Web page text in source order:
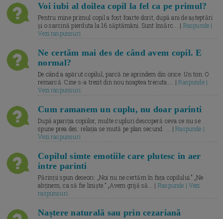
Voi iubi al doilea copil la fel ca pe primul?
Pentru mine primul copil a fost foarte dorit, după ani de așteptări
și o sarcină pierduta la 16 săptămâni. Sunt însărc... | Raspunde |
Vezi raspunsuri
Ne certăm mai des de când avem copil. E
normal?
De când a apărut copilul, parcă ne aprindem din orice. Un ton. O
remarcă. Cine s-a trezit din nou noaptea trecuta.... |Raspunde |
Vezi raspunsuri
Cum ramanem un cuplu, nu doar parinti
După apariția copiilor, multe cupluri descoperă ceva ce nu se
spune prea des: relația se mută pe plan secund. ... |Raspunde |
Vezi raspunsuri
Copilul simte emotiile care plutesc in aer
intre parinti
Părinții spun deseori: „Noi nu ne certăm în fața copilului.” „Ne
abținem, ca să fie liniște.” „Avem grijă să... | Raspunde | Vezi
raspunsuri
Naștere naturală sau prin cezariană